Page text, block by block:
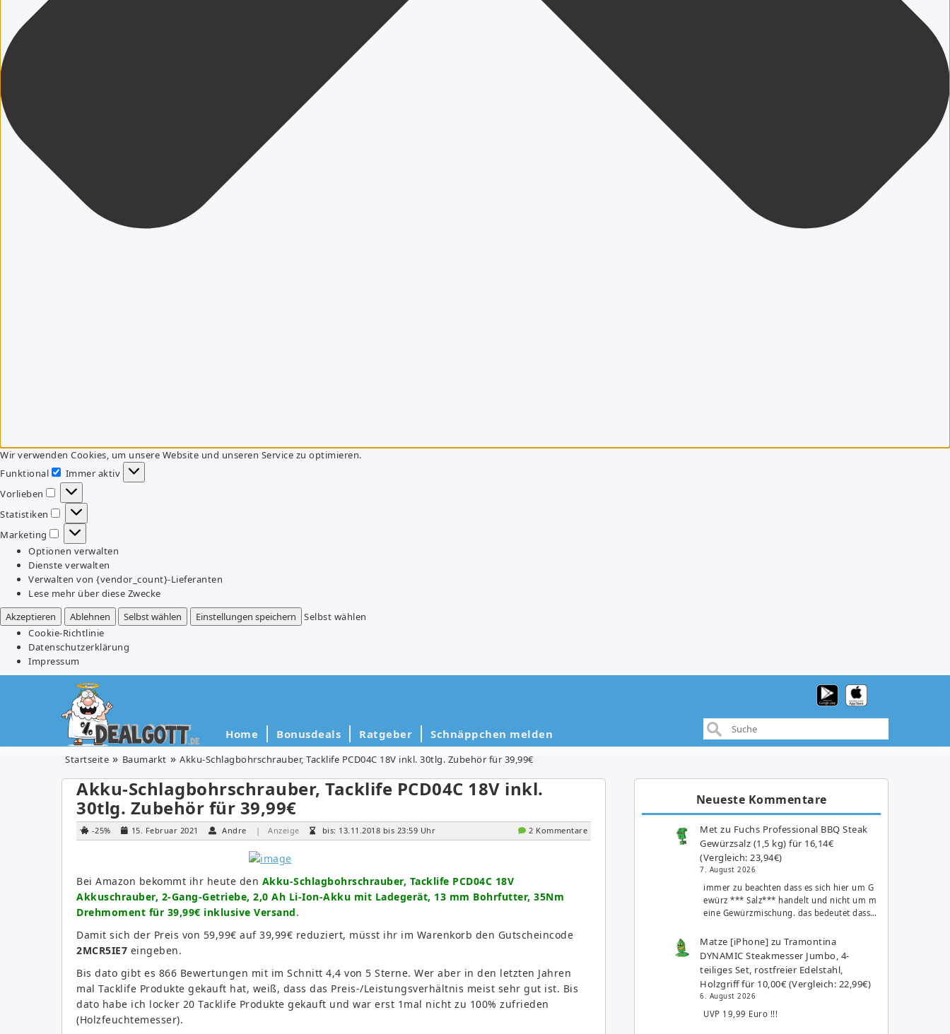
Wir verwenden Cookies, um unsere Website und unseren Service zu optimieren.
Funktional
Funktional
Immer aktiv
Vorlieben
Vorlieben
Statistiken
Statistiken
Marketing
Marketing
Optionen verwalten
Dienste verwalten
Verwalten von {vendor_count}-Lieferanten
Lese mehr über diese Zwecke
Akzeptieren
Ablehnen Selbst wählen Einstellungen speichern
Selbst wählen
Cookie-Richtlinie
Datenschutzerklärung
Impressum
Home Bonusdeals Ratgeber Schnäppchen melden
Startseite Baumarkt Akku-Schlagbohrschrauber, Tacklife PCD04C 18V inkl. 30tlg. Zubehör für 39,99€
Akku-Schlagbohrschrauber, Tacklife PCD04C 18V inkl.
30tlg. Zubehör für 39,99€
-25% 15. Februar 2021 Andre | Anzeige bis: 13.11.2018 bis 23:59 Uhr 2 Kommentare
Bei Amazon bekommt ihr heute den Akku-Schlagbohrschrauber, Tacklife PCD04C 18V
Akkuschrauber, 2-Gang-Getriebe, 2,0 Ah Li-Ion-Akku mit Ladegerät, 13 mm Bohrfutter, 35Nm
Drehmoment für 39,99€ inklusive Versand.
Damit sich der Preis von 59,99€ auf 39,99€ reduziert, müsst ihr im Warenkorb den Gutscheincode
2MCR5IE7 eingeben.
Bis dato gibt es 866 Bewertungen mit im Schnitt 4,4 von 5 Sterne. Wer aber in den letzten Jahren
mal Tacklife Produkte gekauft hat, weiß, dass das Preis-/Leistungsverhältnis meist sehr gut ist. Bis
dato habe ich locker 20 Tacklife Produkte gekauft und war erst 1mal nicht zu 100% zufrieden
(Holzfeuchtemesser).
Neueste Kommentare
Met zu Fuchs Professional BBQ Steak
Gewürzsalz (1,5 kg) für 16,14€
(Vergleich: 23,94€)
7. August 2026
immer zu beachten dass es sich hier um G
ewürz *** Salz*** handelt und nicht um m
eine Gewürzmischung. das bedeutet dass…
Matze [iPhone] zuTramontina
DYNAMIC Steakmesser Jumbo, 4-
teiliges Set, rostfreier Edelstahl,
Holzgriff für 10,00€ (Vergleich: 22,99€)
6. August 2026
UVP 19,99 Euro !!!